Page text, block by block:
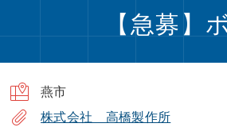
【急募】
燕市
株式会社 高橋製作所